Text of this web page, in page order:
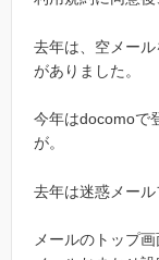
去年は、空メー
がありました。
今年はdocomoで
が。
去年は迷惑メー
メールのトップ